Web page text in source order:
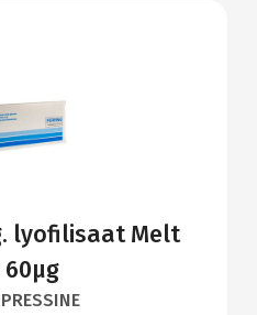
lyofilisaat Melt
60µg